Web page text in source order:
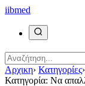
iibmed
Αρχικη› Κατηγορίες›
Κατηγορία: Να